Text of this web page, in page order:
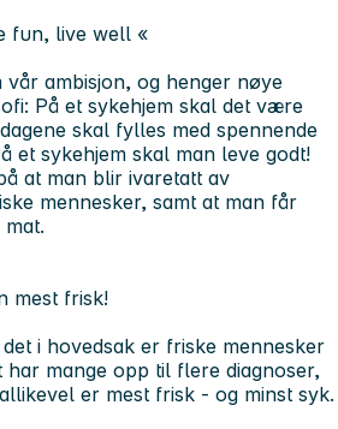
fun, live well «
vår ambisjon, og henger nøye
På et sykehjem skal det være
skal fylles med spennende
et sykehjem skal man leve godt!
at man blir ivaretatt av
mennesker, samt at man får
mest frisk!
i hovedsak er friske mennesker
har mange opp til flere diagnoser,
er mest frisk - og minst syk.